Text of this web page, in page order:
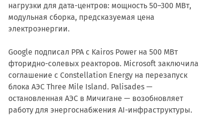
нагрузки для дата-центров: мощность 50–300 МВт,
модульная сборка, предсказуемая цена
электроэнергии.
Google подписал PPA с Kairos Power на 500 МВт
фторидно-солевых реакторов. Microsoft заключила
соглашение с Constellation Energy на перезапуск
блока АЭС Three Mile Island. Palisades —
остановленная АЭС в Мичигане — возобновляет
работу для энергоснабжения AI-инфраструктуры.